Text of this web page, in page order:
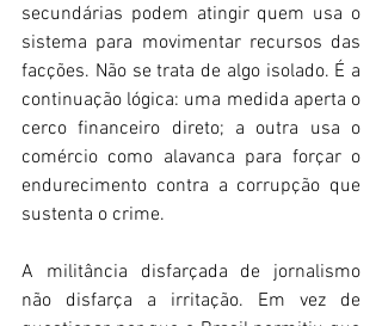
secundárias podem atingir quem usa o
sistema para movimentar recursos das
facções. Não se trata de algo isolado. É a
continuação lógica: uma medida aperta o
cerco financeiro direto; a outra usa o
comércio como alavanca para forçar o
endurecimento contra a corrupção que
sustenta o crime.
A militância disfarçada de jornalismo
não disfarça a irritação. Em vez de